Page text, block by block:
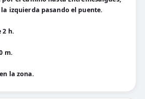
izquierda pasando el puente.
2 h.
m.
la zona.